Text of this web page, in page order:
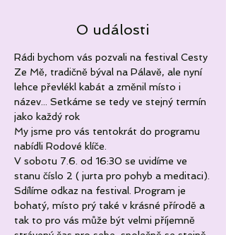
O události
Rádi bychom vás pozvali na festival Cesty
Ze Mě, tradičně býval na Pálavě, ale nyní
lehce převlékl kabát a změnil místo i
název... Setkáme se tedy ve stejný termín
jako každý rok
My jsme pro vás tentokrát do programu
nabídli Rodové klíče.
V sobotu 7.6. od 16:30 se uvidíme ve
stanu číslo 2 ( jurta pro pohyb a meditaci).
Sdílíme odkaz na festival. Program je
bohatý, místo prý také v krásné přírodě a
tak to pro vás může být velmi příjemně